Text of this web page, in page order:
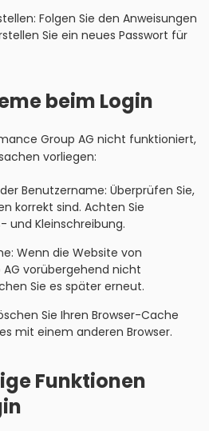
Folgen Sie den Anweisungen
Sie ein neues Passwort für
beim Login
Group AG nicht funktioniert,
vorliegen:
Benutzername: Überprüfen Sie,
korrekt sind. Achten Sie
und Kleinschreibung.
Wenn die Website von
vorübergehend nicht
Sie es später erneut.
Sie Ihren Browser-Cache
mit einem anderen Browser.
Funktionen